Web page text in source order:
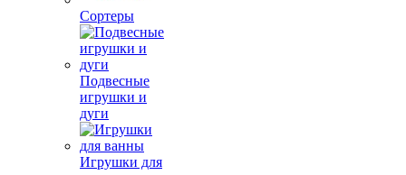
Сортеры
Подвесные
игрушки и
дуги
Игрушки для